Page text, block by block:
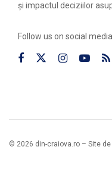
și impactul deciziilor
Follow us on social
© 2026 din-craiova.ro – Site